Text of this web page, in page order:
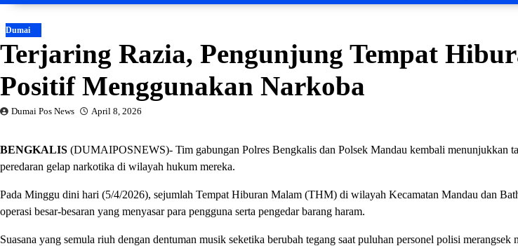
Dumai
Terjaring Razia, Pengunjung Tempat
Positif Menggunakan Narkoba
Dumai Pos News April 8, 2026
BENGKALIS (DUMAIPOSNEWS)- Tim gabungan Polres Bengkalis dan Polsek Mandau kembali menunjukkan
peredaran gelap narkotika di wilayah hukum mereka.
Pada Minggu dini hari (5/4/2026), sejumlah Tempat Hiburan Malam (THM) di wilayah Kecamatan Mandau dan
operasi besar-besaran yang menyasar para pengguna serta pengedar barang haram.
Suasana yang semula riuh dengan dentuman musik seketika berubah tegang saat puluhan personel polisi merangsek